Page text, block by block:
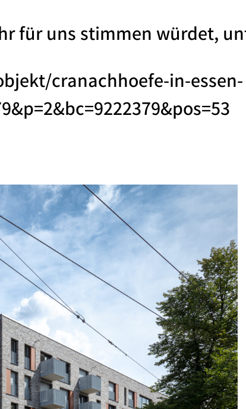
für uns stimmen würdet,
cranachhoefe-in-essen-